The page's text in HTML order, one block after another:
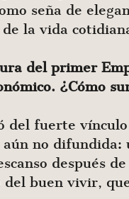
seña de
la vida
del primer
¿Cómo
del fuerte
no difundida:
después
buen vivir,